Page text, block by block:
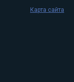
Карта сайта